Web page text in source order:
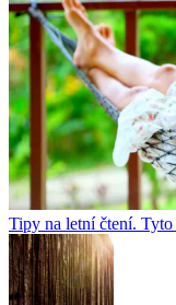
Tipy na letní čtení. Tyto